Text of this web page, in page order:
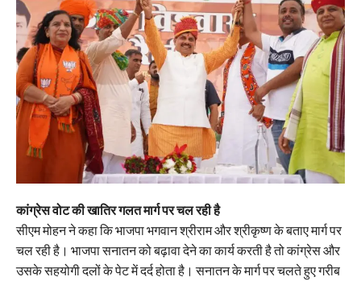
कांग्रेस वोट की खातिर गलत मार्ग पर चल रही है
सीएम मोहन ने कहा कि भाजपा भगवान श्रीराम और श्रीकृष्ण के बताए मार्ग पर
चल रही है। भाजपा सनातन को बढ़ावा देने का कार्य करती है तो कांग्रेस और
उसके सहयोगी दलों के पेट में दर्द होता है। सनातन के मार्ग पर चलते हुए गरीब